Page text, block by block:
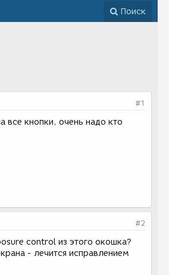
Поиск
#1
кнопки, очень надо кто
#2
control из этого окошка?
- лечится исправлением